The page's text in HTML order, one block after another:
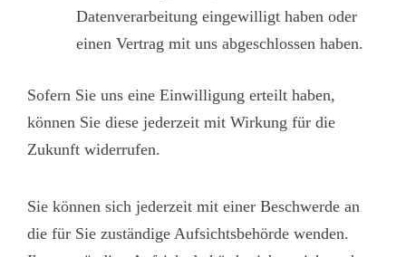
Datenverarbeitung eingewilligt haben oder
einen Vertrag mit uns abgeschlossen haben.
Sofern Sie uns eine Einwilligung erteilt haben,
können Sie diese jederzeit mit Wirkung für die
Zukunft widerrufen.
Sie können sich jederzeit mit einer Beschwerde an
die für Sie zuständige Aufsichtsbehörde wenden.